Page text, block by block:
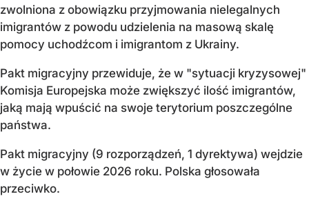
zwolniona z obowiązku przyjmowania nielegalnych
imigrantów z powodu udzielenia na masową skalę
pomocy uchodźcom i imigrantom z Ukrainy.
Pakt migracyjny przewiduje, że w "sytuacji kryzysowej"
Komisja Europejska może zwiększyć ilość imigrantów,
jaką mają wpuścić na swoje terytorium poszczególne
państwa.
Pakt migracyjny (9 rozporządzeń, 1 dyrektywa) wejdzie
w życie w połowie 2026 roku. Polska głosowała
przeciwko.